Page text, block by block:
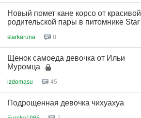
Новый помет кане корсо от красивой
родительской пары в питомнике Star
starkaruna 8
Щенок самоеда девочка от Ильи
Муромца
izdomasu 45
Подрощенная девочка чихуахуа